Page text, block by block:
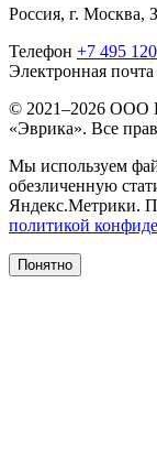
Россия, г. Москва,
Телефон +7 495
Электронная почта
© 2021–2026 ООО
«Эврика». Все
Мы используем
обезличенную
Яндекс.Метрики.
политикой
Понятно